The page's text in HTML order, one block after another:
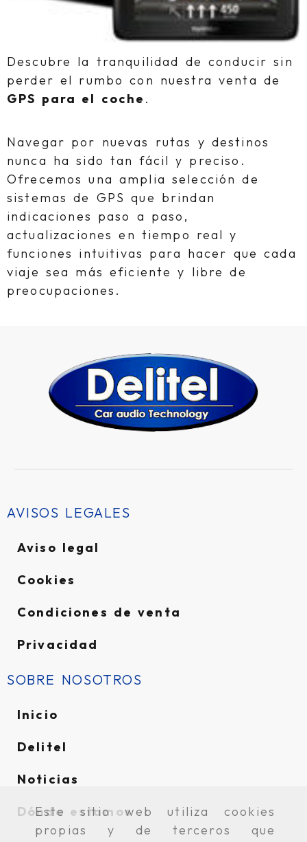
Este sitio web utiliza cookies
propias y de terceros que
Descubre la tranquilidad de conducir sin
perder el rumbo con nuestra venta de
GPS para el coche .
Navegar por nuevas rutas y destinos
nunca ha sido tan fácil y preciso.
Ofrecemos una amplia selección de
sistemas de GPS que brindan
indicaciones paso a paso,
actualizaciones en tiempo real y
funciones intuitivas para hacer que cada
viaje sea más eficiente y libre de
preocupaciones.
AVISOS LEGALES
Aviso legal
Cookies
Condiciones de venta
Privacidad
SOBRE NOSOTROS
Inicio
Delitel
Noticias
Dónde estamos